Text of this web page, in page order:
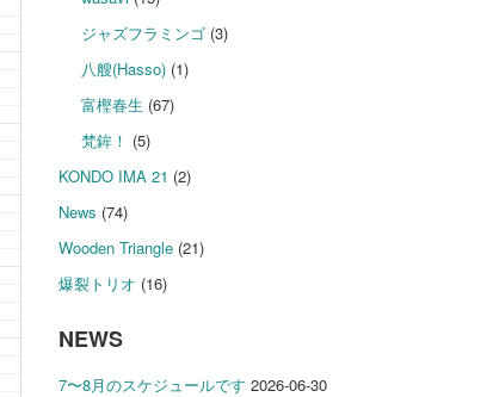
ジャズフラミンゴ (3)
八艘(Hasso) (1)
富樫春生 (67)
梵鉾！ (5)
KONDO IMA 21 (2)
News (74)
Wooden Triangle(21)
爆裂トリオ (16)
NEWS
7〜8月のスケジュールです 2026-06-30